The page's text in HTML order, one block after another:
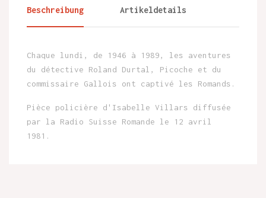
Beschreibung Artikeldetails
Chaque lundi, de 1946 à 1989, les aventures
du détective Roland Durtal, Picoche et du
commissaire Gallois ont captivé les Romands.
Pièce policière d'Isabelle Villars diffusée
par la Radio Suisse Romande le 12 avril
1981.